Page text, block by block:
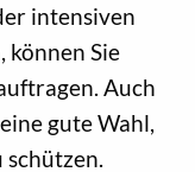
intensiven
können Sie
Auch
gute Wahl,